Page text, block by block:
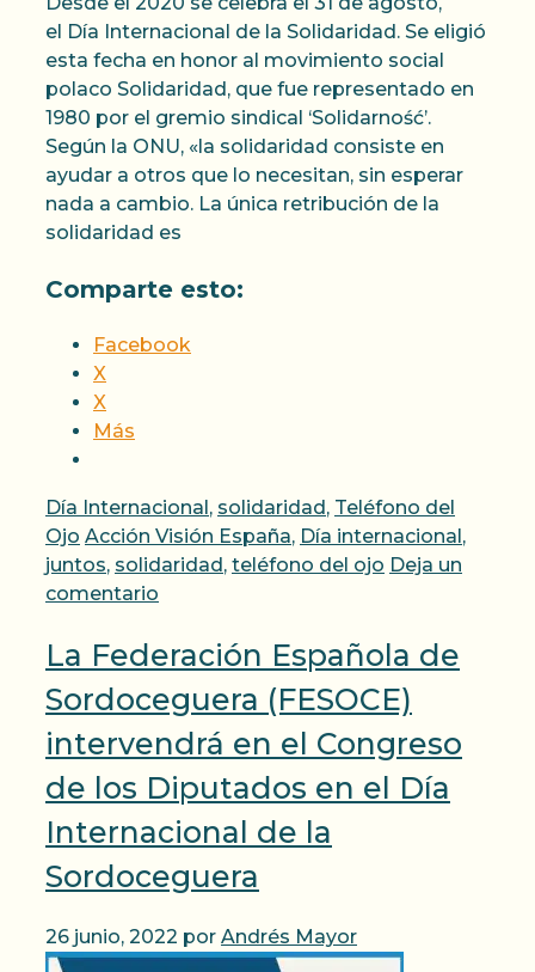
el Día Internacional de la Solidaridad. Se eligió
esta fecha en honor al movimiento social
polaco Solidaridad, que fue representado en
1980 por el gremio sindical ‘Solidarność’.
Según la ONU, «la solidaridad consiste en
ayudar a otros que lo necesitan, sin esperar
nada a cambio. La única retribución de la
solidaridad es
Comparte esto:
Facebook
X
X
Más
Categorías
Día Internacional, solidaridad, Teléfono del
Ojo Etiquetas
Acción Visión España, Día internacional,
juntos, solidaridad, teléfono del ojo Deja un
comentario
La Federación Española de
Sordoceguera (FESOCE)
intervendrá en el Congreso
de los Diputados en el Día
Internacional de la
Sordoceguera
26 junio, 2022 por Andrés Mayor